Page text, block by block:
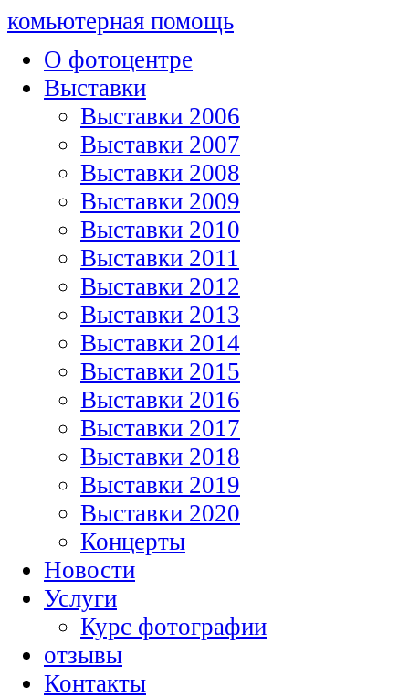
комьютерная помощь
О фотоцентре
Выставки
Выставки 2006
Выставки 2007
Выставки 2008
Выставки 2009
Выставки 2010
Выставки 2011
Выставки 2012
Выставки 2013
Выставки 2014
Выставки 2015
Выставки 2016
Выставки 2017
Выставки 2018
Выставки 2019
Выставки 2020
Концерты
Новости
Услуги
Курс фотографии
отзывы
Контакты